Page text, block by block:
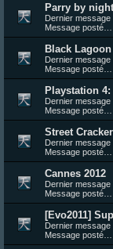
Parry by
Dernier message
Message posté…
Black Lagoon
Dernier message
Message posté…
Playstation
Dernier message
Message posté…
Street
Dernier message
Message posté…
Cannes 2012
Dernier message
Message posté…
[Evo2011]
Dernier message
Message posté…